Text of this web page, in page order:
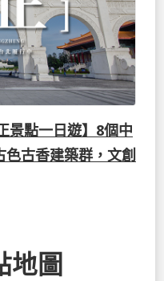
景點一日遊】8個中
古香建築群，文創
地圖